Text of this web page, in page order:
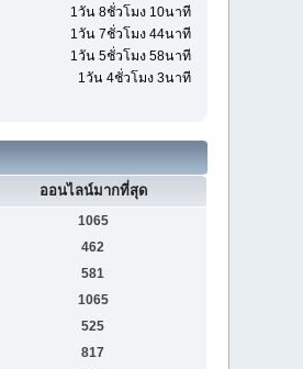
1วัน 8ชั่วโมง 10นาที
1วัน 7ชั่วโมง 44นาที
1วัน 5ชั่วโมง 58นาที
1วัน 4ชั่วโมง 3นาที
ออนไลน์มากที่สุด
1065
462
581
1065
525
817